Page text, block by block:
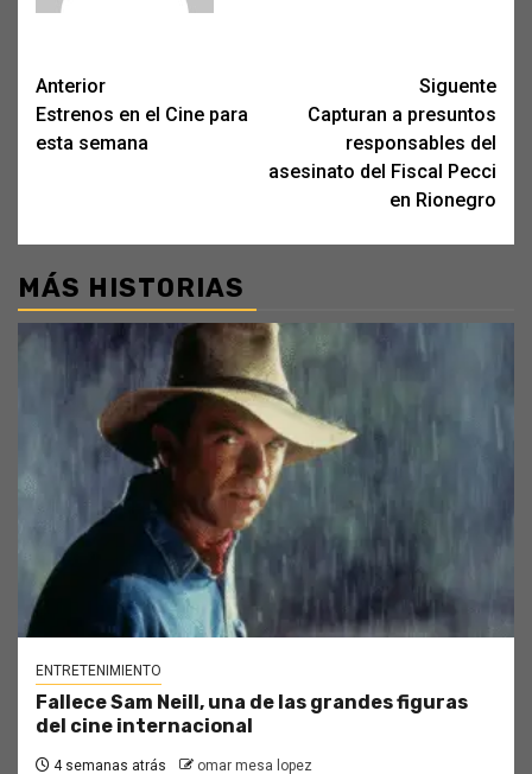
Post
navigation
Anterior
Estrenos en el Cine para
esta semana
Siguente
Capturan a presuntos
responsables del
asesinato del Fiscal Pecci
en Rionegro
MÁS HISTORIAS
ENTRETENIMIENTO
Fallece Sam Neill, una de las grandes figuras
del cine internacional
4 semanas atrás omar mesa lopez